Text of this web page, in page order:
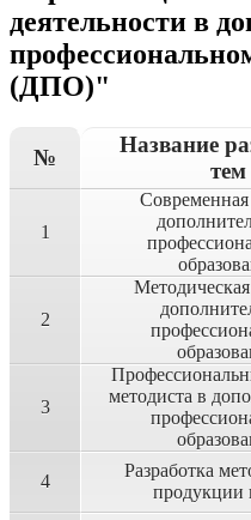
деятельности в
(ДПО)"
№
Название
тем
1
Современная
2
3
методиста в
4
Разработка